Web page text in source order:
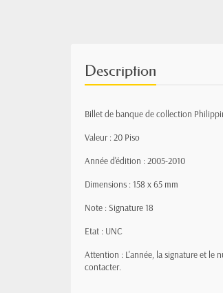
Description
Billet de banque de collection
Valeur : 20 Piso
Année d'édition : 2005-2010
Dimensions : 158 x 65 mm
Note : Signature 18
Etat : UNC
Attention : L'année, la signature et le
contacter.